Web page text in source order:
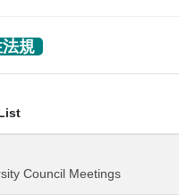
規
Council Meetings